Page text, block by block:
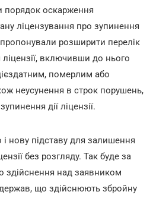
порядок оскарження
ліцензування про зупинення
розширити перелік
включивши до нього
померлим або
неусунення в строк порушень,
дії ліцензії.
нову підставу для залишення
без розгляду. Так буде за
здійснення над заявником
що здійснюють збройну